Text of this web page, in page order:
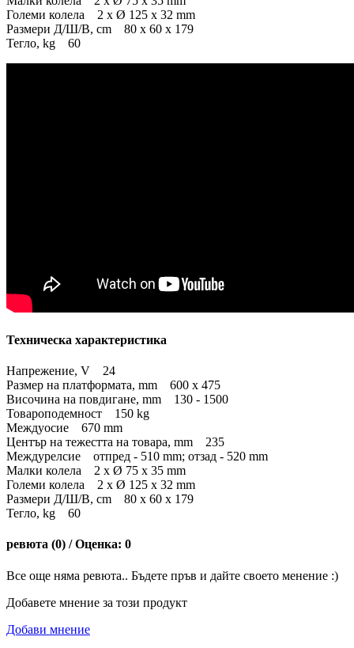
Големи колела 2 х Ø 125 x 32 mm
Размери Д/Ш/В, cm 80 x 60 x 179
Тегло, kg 60
Техническа характеристика
Напрежение, V 24
Размер на платформата, mm 600 x 475
Височина на повдигане, mm 130 - 1500
Товароподемност 150 kg
Междуосие 670 mm
Център на тежестта на товара, mm 235
Междурелсие отпред - 510 mm; отзад - 520 mm
Малки колела 2 х Ø 75 x 35 mm
Големи колела 2 х Ø 125 x 32 mm
Размери Д/Ш/В, cm 80 x 60 x 179
Тегло, kg 60
ревюта (0) / Оценка: 0
Все още няма ревюта.. Бъдете пръв и дайте своето менение :)
Добавете мнение за този продукт
Добави мнение